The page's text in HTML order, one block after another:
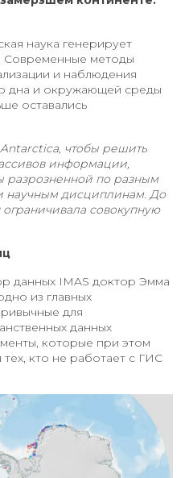
наука генерирует
Современные методы
и наблюдения
дна и окружающей среды
оставались
чтобы решить
информации,
разрозненной по разным
научным дисциплинам. До
совокупную
данных IMAS доктор Эмма
из главных
для
данных
которые при этом
кто не работает с ГИС